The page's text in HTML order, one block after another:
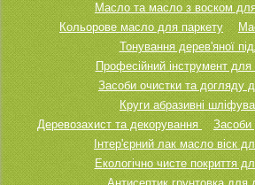
Масло та масло з воском
Кольорове масло для паркету
Тонування дерев'яної
Професійний інструмент для
Засоби очистки та догляду
Круги абразивні
Деревозахист та декорування
Засоби
Інтер'єрний лак масло віск
Екологічно чисте покриття